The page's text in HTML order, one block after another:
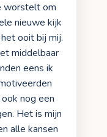
worstelt om
nieuwe kijk
ooit bij mij.
middelbaar
eens ik
nog een
Het is mijn
alle kansen